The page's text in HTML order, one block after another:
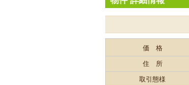
価 格
住 所
取引態様